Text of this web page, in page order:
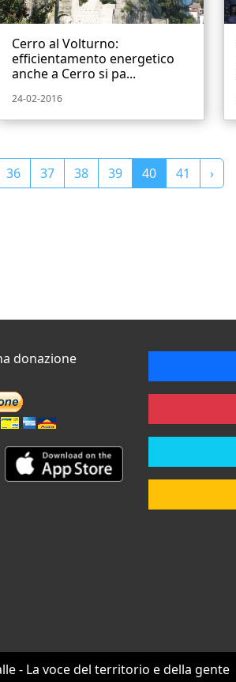
Cerro al Volturno:
efficientamento energetico
anche a Cerro si pa...
24-02-2016
36 37 38 39 40 41 ›
donazione
- La voce del territorio e della gente